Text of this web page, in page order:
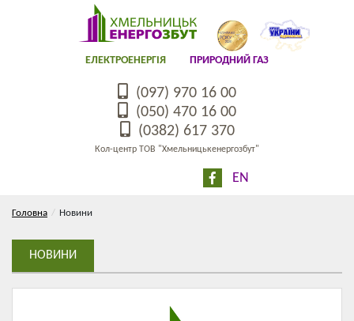
ЕЛЕКТРОЕНЕРГІЯ ПРИРОДНИЙ ГАЗ
(097) 970 16 00
(050) 470 16 00
(0382) 617 370
Кол-центр ТОВ "Хмельницькенергозбут"
EN
Головна Новини
НОВИНИ